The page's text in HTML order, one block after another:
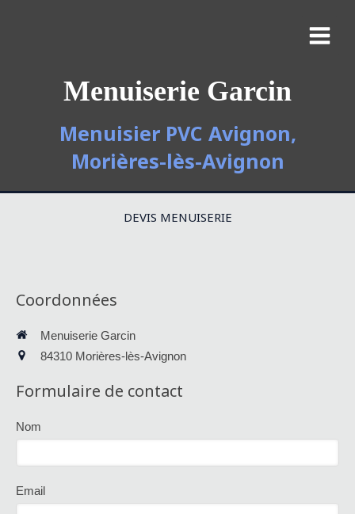
Menuiserie Garcin
Menuisier PVC Avignon,
Morières-lès-Avignon
DEVIS MENUISERIE
Coordonnées
Menuiserie Garcin
84310 Morières-lès-Avignon
Formulaire de contact
Nom
Email